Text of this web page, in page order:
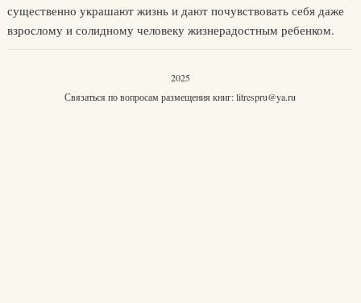
существенно украшают жизнь и дают почувствовать себя даже
взрослому и солидному человеку жизнерадостным ребенком.
2025
Связаться по вопросам размещения книг:litrespru@ya.ru